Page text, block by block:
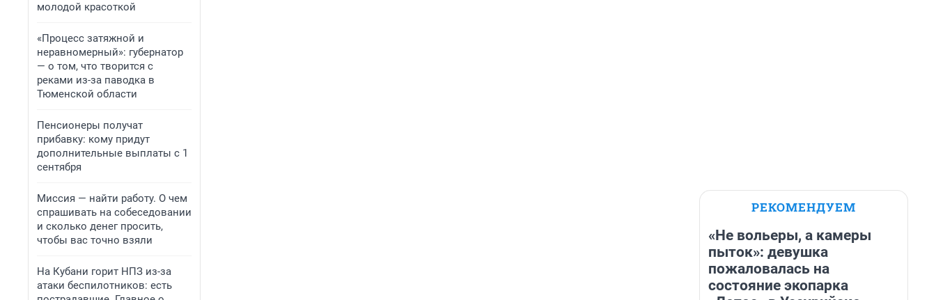
молодой красоткой
«Процесс затяжной и
неравномерный»: губернатор
— о том, что творится с
реками из-за паводка в
Тюменской области
Пенсионеры получат
прибавку: кому придут
дополнительные выплаты с 1
сентября
Миссия — найти работу. О чем
спрашивать на собеседовании
и сколько денег просить,
чтобы вас точно взяли
На Кубани горит НПЗ из-за
атаки беспилотников: есть
РЕКОМЕНДУЕМ
«Не вольеры, а камеры
пыток»: девушка
пожаловалась на
состояние экопарка